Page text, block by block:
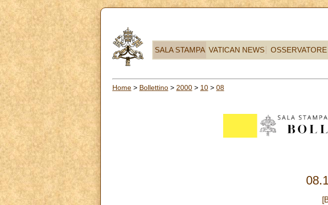
SALA STAMPA VATICAN NEWS
Home > Bollettino > 2000 > 10 > 08